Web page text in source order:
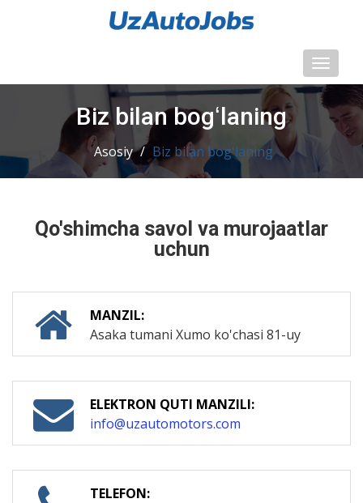
Toggle
Biz bilan bogʻlaning
Asosiy / Biz bilan bogʻlaning
Qo'shimcha savol va murojaatlar
uchun
MANZIL:
Asaka tumani Xumo ko'chasi 81-uy
ELEKTRON QUTI MANZILI:
info@uzautomotors.com
TELEFON: